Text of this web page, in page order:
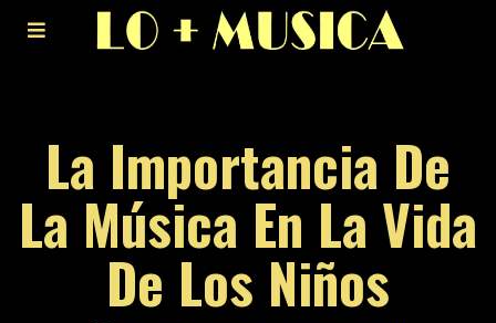
La Importancia De
La Música En La Vida
De Los Niños